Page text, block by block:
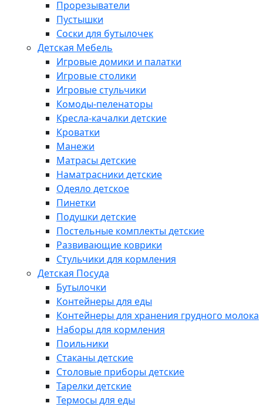
Прорезыватели
Пустышки
Соски для бутылочек
Детская Мебель
Игровые домики и палатки
Игровые столики
Игровые стульчики
Комоды-пеленаторы
Кресла-качалки детские
Кроватки
Манежи
Матрасы детские
Наматрасники детские
Одеяло детское
Пинетки
Подушки детские
Постельные комплекты детские
Развивающие коврики
Стульчики для кормления
Детская Посуда
Бутылочки
Контейнеры для еды
Контейнеры для хранения грудного молока
Наборы для кормления
Поильники
Стаканы детские
Столовые приборы детские
Тарелки детские
Термосы для еды